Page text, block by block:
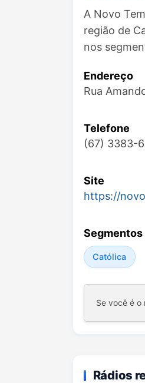
A Novo
região de
nos
Endereço
Rua
Telefone
(67) 3383-
Site
https://
Segmentos
Católica
Se você é o
Rádios